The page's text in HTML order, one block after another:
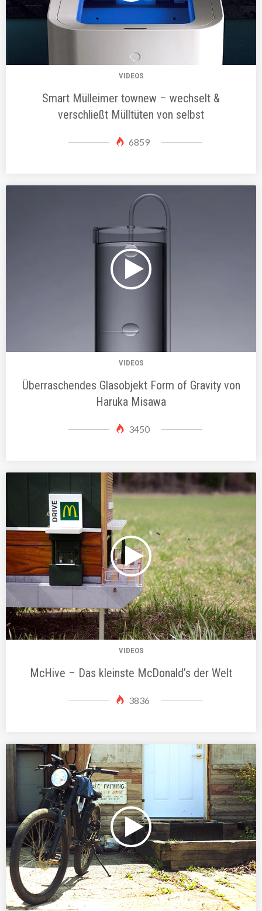
VIDEOS
Smart Mülleimer townew – wechselt &
verschließt Mülltüten von selbst
6859
VIDEOS
Überraschendes Glasobjekt Form of Gravity von
Haruka Misawa
3450
VIDEOS
McHive – Das kleinste McDonald’s der Welt
3836